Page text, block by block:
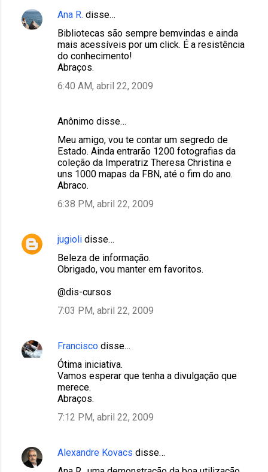
C
Ana R. disse…
Bibliotecas são sempre bemvindas e ainda
mais acessíveis por um click. É a resistência
do conhecimento!
Abraços.
6:40 AM, abril 22, 2009
Anônimo disse…
Meu amigo, vou te contar um segredo de
Estado. Ainda entrarão 1200 fotografias da
coleção da Imperatriz Theresa Christina e
uns 1000 mapas da FBN, até o fim do ano.
Abraco.
6:38 PM, abril 22, 2009
jugioli disse…
Beleza de informação.
Obrigado, vou manter em favoritos.
@dis-cursos
7:03 PM, abril 22, 2009
Francisco disse…
Ótima iniciativa.
Vamos esperar que tenha a divulgação que
merece.
Abraços.
7:12 PM, abril 22, 2009
Alexandre Kovacs disse…